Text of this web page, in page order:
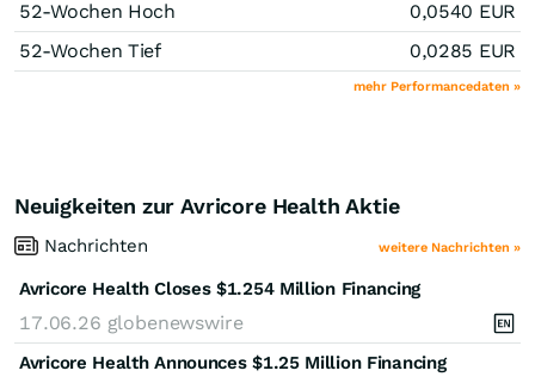
52-Wochen Hoch 0,0540 EUR
52-Wochen Tief
0,0285 EUR
mehr Performancedaten »
Neuigkeiten zur Avricore Health Aktie
Nachrichten weitere Nachrichten »
Avricore Health Closes $1.254 Million Financing
17.06.26 globenewswire
Avricore Health Announces $1.25 Million Financing